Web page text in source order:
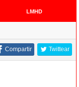
LMHD
Twittear
Compartir